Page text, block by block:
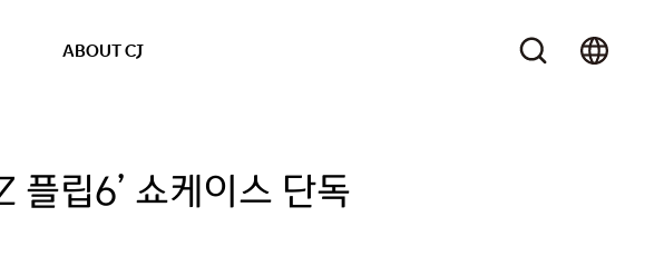
ABOUT CJ
플립6’ 쇼케이스 단독